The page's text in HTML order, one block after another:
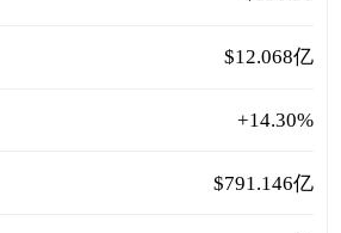
$12.068亿
+14.30%
$791.146亿